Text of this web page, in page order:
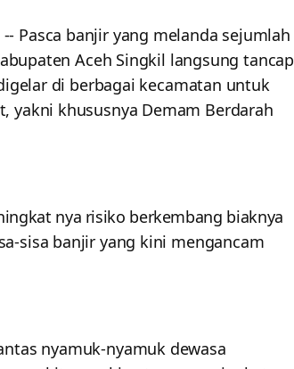
-- Pasca banjir yang melanda sejumlah
Aceh Singkil langsung tancap
di berbagai kecamatan untuk
yakni khususnya Demam Berdarah
nya risiko berkembang biaknya
sisa banjir yang kini mengancam
nyamuk-nyamuk dewasa